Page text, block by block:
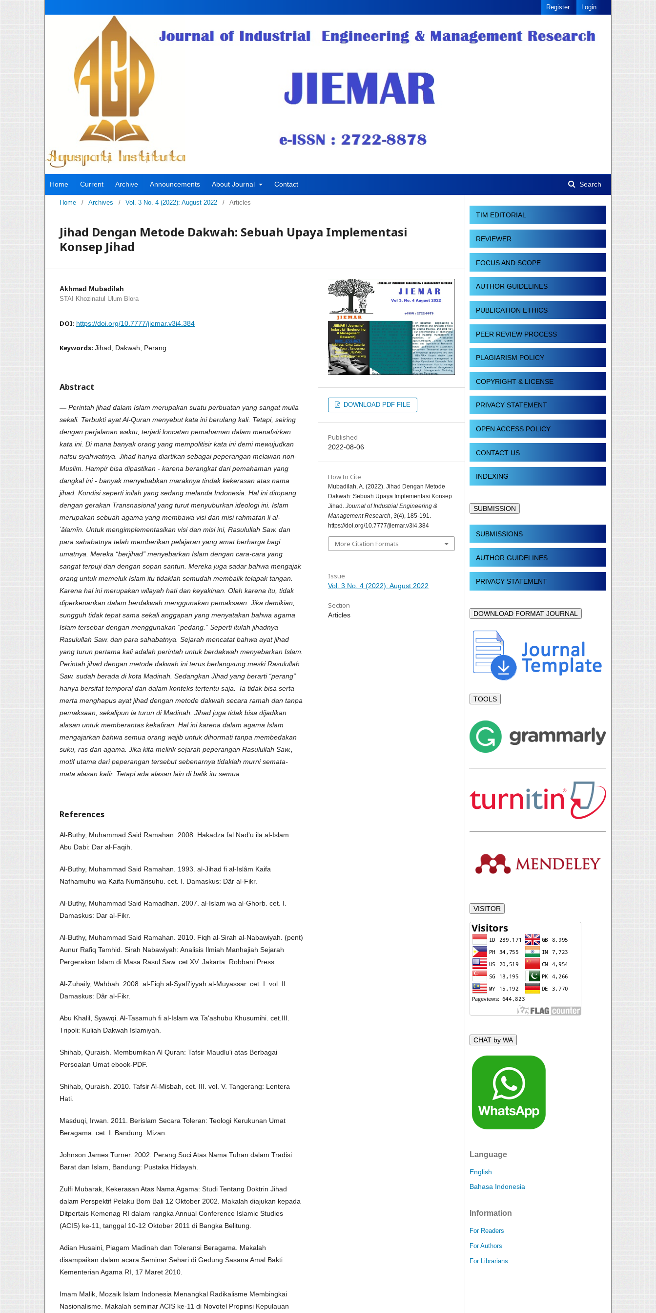
Home Current Archive Announcements About Journal Contact Search
Register Login
Home / Archives / Vol. 3 No. 4 (2022): August 2022 / Articles
Jihad Dengan Metode Dakwah: Sebuah Upaya Implementasi
Konsep Jihad
Akhmad Mubadilah
STAI Khozinatul Ulum Blora
DOI: https://doi.org/10.7777/jiemar.v3i4.384
Keywords: Jihad, Dakwah, Perang
Abstract
— Perintah jihad dalam Islam merupakan suatu perbuatan yang sangat mulia
sekali. Terbukti ayat Al-Quran menyebut kata ini berulang kali. Tetapi, seiring
dengan perjalanan waktu, terjadi loncatan pemahaman dalam menafsirkan
kata ini. Di mana banyak orang yang mempolitisir kata ini demi mewujudkan
nafsu syahwatnya. Jihad hanya diartikan sebagai peperangan melawan non-
Muslim. Hampir bisa dipastikan - karena berangkat dari pemahaman yang
dangkal ini - banyak menyebabkan maraknya tindak kekerasan atas nama
jihad. Kondisi seperti inilah yang sedang melanda Indonesia. Hal ini ditopang
dengan gerakan Transnasional yang turut menyuburkan ideologi ini. Islam
merupakan sebuah agama yang membawa visi dan misi rahmatan li al-
ʻâlamîn. Untuk mengimplementasikan visi dan misi ini, Rasulullah Saw. dan
para sahabatnya telah memberikan pelajaran yang amat berharga bagi
umatnya. Mereka “berjihad” menyebarkan Islam dengan cara-cara yang
sangat terpuji dan dengan sopan santun. Mereka juga sadar bahwa mengajak
orang untuk memeluk Islam itu tidaklah semudah membalik telapak tangan.
Karena hal ini merupakan wilayah hati dan keyakinan. Oleh karena itu, tidak
diperkenankan dalam berdakwah menggunakan pemaksaan. Jika demikian,
sungguh tidak tepat sama sekali anggapan yang menyatakan bahwa agama
Islam tersebar dengan menggunakan “pedang.” Seperti itulah jihadnya
Rasulullah Saw. dan para sahabatnya. Sejarah mencatat bahwa ayat jihad
yang turun pertama kali adalah perintah untuk berdakwah menyebarkan Islam.
Perintah jihad dengan metode dakwah ini terus berlangsung meski Rasulullah
Saw. sudah berada di kota Madinah. Sedangkan Jihad yang berarti “perang”
hanya bersifat temporal dan dalam konteks tertentu saja. Ia tidak bisa serta
merta menghapus ayat jihad dengan metode dakwah secara ramah dan tanpa
pemaksaan, sekalipun ia turun di Madinah. Jihad juga tidak bisa dijadikan
alasan untuk memberantas kekafiran. Hal ini karena dalam agama Islam
mengajarkan bahwa semua orang wajib untuk dihormati tanpa membedakan
suku, ras dan agama. Jika kita melirik sejarah peperangan Rasulullah Saw.,
motif utama dari peperangan tersebut sebenarnya tidaklah murni semata-
mata alasan kafir. Tetapi ada alasan lain di balik itu semua
References
Al-Buthy, Muhammad Said Ramahan. 2008. Hakadza fal Nad'u ila al-Islam.
Abu Dabi: Dar al-Faqih.
Al-Buthy, Muhammad Said Ramahan. 1993. al-Jihad fi al-Islâm Kaifa
Nafhamuhu wa Kaifa Numârisuhu. cet. I. Damaskus: Dâr al-Fikr.
Al-Buthy, Muhammad Said Ramadhan. 2007. al-Islam wa al-Ghorb. cet. I.
Damaskus: Dar al-Fikr.
Al-Buthy, Muhammad Said Ramahan. 2010. Fiqh al-Sirah al-Nabawiyah. (pent)
Aunur Rafiq Tamhid. Sirah Nabawiyah: Analisis Ilmiah Manhajiah Sejarah
Pergerakan Islam di Masa Rasul Saw. cet.XV. Jakarta: Robbani Press.
Al-Zuhaily, Wahbah. 2008. al-Fiqh al-Syafi‛iyyah al-Muyassar. cet. I. vol. II.
Damaskus: Dâr al-Fikr.
Abu Khalil, Syawqi. Al-Tasamuh fi al-Islam wa Ta'ashubu Khusumihi. cet.III.
Tripoli: Kuliah Dakwah Islamiyah.
Shihab, Quraish. Membumikan Al Quran: Tafsir Maudlu'i atas Berbagai
Persoalan Umat ebook-PDF.
Shihab, Quraish. 2010. Tafsir Al-Misbah, cet. III. vol. V. Tangerang: Lentera
Hati.
Masduqi, Irwan. 2011. Berislam Secara Toleran: Teologi Kerukunan Umat
Beragama. cet. I. Bandung: Mizan.
Johnson James Turner. 2002. Perang Suci Atas Nama Tuhan dalam Tradisi
Barat dan Islam, Bandung: Pustaka Hidayah.
Zulfi Mubarak, Kekerasan Atas Nama Agama: Studi Tentang Doktrin Jihad
dalam Perspektif Pelaku Bom Bali 12 Oktober 2002. Makalah diajukan kepada
Ditpertais Kemenag RI dalam rangka Annual Conference Islamic Studies
(ACIS) ke-11, tanggal 10-12 Oktober 2011 di Bangka Belitung.
Adian Husaini, Piagam Madinah dan Toleransi Beragama. Makalah
disampaikan dalam acara Seminar Sehari di Gedung Sasana Amal Bakti
Kementerian Agama RI, 17 Maret 2010.
Imam Malik, Mozaik Islam Indonesia Menangkal Radikalisme Membingkai
Nasionalisme. Makalah seminar ACIS ke-11 di Novotel Propinsi Kepulauan
DOWNLOAD PDF FILE
Published
2022-08-06
How to Cite
Mubadilah, A. (2022). Jihad Dengan Metode
Dakwah: Sebuah Upaya Implementasi Konsep
Jihad. Journal of Industrial Engineering &
Management Research, 3(4), 185-191.
https://doi.org/10.7777/jiemar.v3i4.384
More Citation Formats
Issue
Vol. 3 No. 4 (2022): August 2022
Section
Articles
TIM EDITORIAL
REVIEWER
FOCUS AND SCOPE
AUTHOR GUIDELINES
PUBLICATION ETHICS
PEER REVIEW PROCESS
PLAGIARISM POLICY
COPYRIGHT & LICENSE
PRIVACY STATEMENT
OPEN ACCESS POLICY
CONTACT US
INDEXING
SUBMISSION
SUBMISSIONS
AUTHOR GUIDELINES
PRIVACY STATEMENT
DOWNLOAD FORMAT JOURNAL
TOOLS
VISITOR
CHAT by WA
Language
English
Bahasa Indonesia
Information
For Readers
For Authors
For Librarians